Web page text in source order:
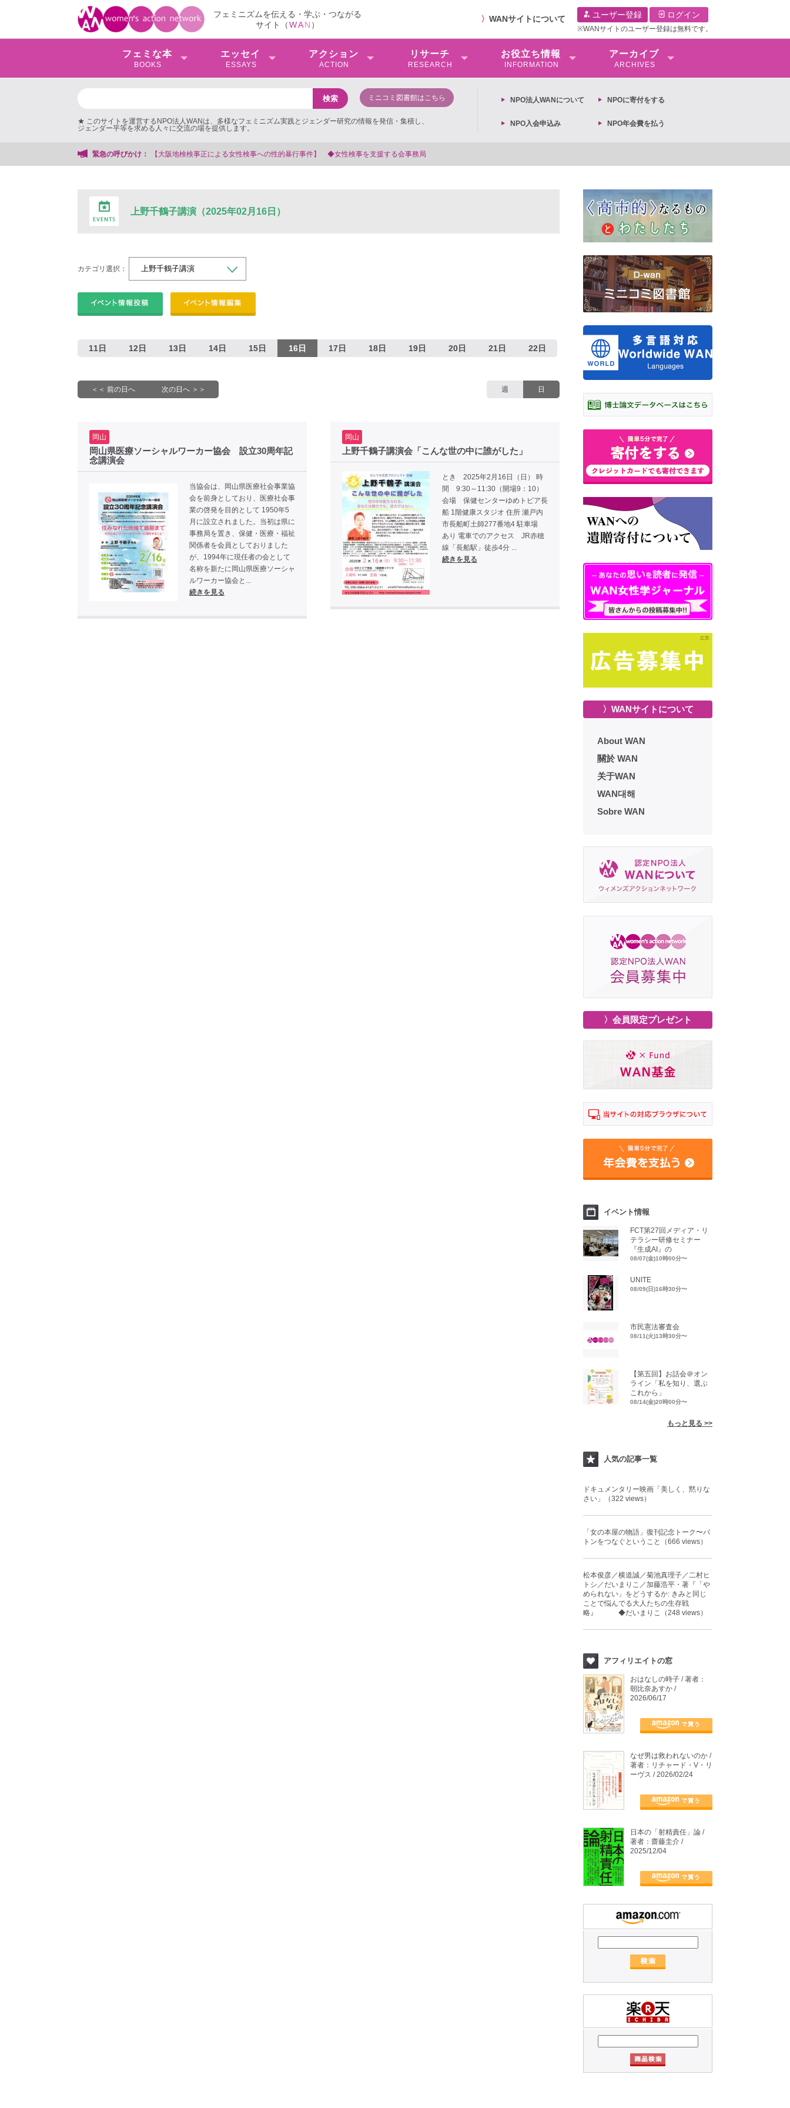
フェミニズムを伝える・学ぶ・つながる
サイト（WAN ）
〉 WANサイトについて ユーザー登録 ログイン
※WANサイトのユーザー登録は無料です。
フェミな本
BOOKS
エッセイ
ESSAYS
アクション
ACTION
リサーチ
RESEARCH
お役⽴ち情報
INFORMATION
アーカイブ
ARCHIVES
ミニコミ図書館はこちら
★ このサイトを運営するNPO法人WANは、多様なフェミニズム実践とジェンダー研究の情報を発信・集積し、
ジェンダー平等を求める人々に交流の場を提供します。
NPO法⼈WANについて NPOに寄付をする
NPO入会申込み NPO年会費を払う
緊急の呼びかけ：
地検検事正による女性検事への性的暴行事件】 ◆女性検事を支援する会事務局
上野千鶴子講演（2025年02月16日）
カテゴリ選択：
11日 12日 13日 14日 15日 16日 17日 18日 19日 20日 21日 22日
＜＜ 前の日へ 次の日へ ＞＞ 週 日
岡山
岡山県医療ソーシャルワーカー協会 設立30周年記
念講演会
当協会は、岡山県医療社会事業協
会を前身としており、医療社会事
業の啓発を目的として 1950年5
月に設立されました。当初は県に
事務局を置き、保健・医療・福祉
関係者を会員としておりました
が、1994年に現任者の会として
名称を新たに岡山県医療ソーシャ
ルワーカー協会と...
続きを見る
岡山
上野千鶴子講演会「こんな世の中に誰がした」
とき 2025年2月16日（日） 時
間 9:30～11:30（開場9：10）
会場 保健センターゆめトピア長
船 1階健康スタジオ 住所 瀬戸内
市長船町土師277番地4 駐車場
あり 電車でのアクセス JR赤穂
線「長船駅」徒歩4分 ...
続きを見る
〉WANサイトについて
About WAN
關於 WAN
关于WAN
WAN대해
Sobre WAN
〉会員限定プレゼント
イベント情報
FCT第27回メディア・リ
テラシー研修セミナー
『生成AI』の
08/07(金)10時00分〜
UNITE
08/09(日)16時30分〜
市民憲法審査会
08/11(火)13時30分〜
【第五回】お話会＠オン
ライン「私を知り、選ぶ
これから」
08/14(金)20時00分〜
もっと見る >>
人気の記事一覧
ドキュメンタリー映画「美しく、黙りな
さい」（322 views）
「女の本屋の物語」復刊記念トーク〜バ
トンをつなぐということ（666 views）
松本俊彦／横道誠／菊池真理子／二村ヒ
トシ／だいまりこ／加藤浩平・著『「や
められない」をどうするか: きみと同じ
ことで悩んでる大人たちの生存戦
略』 ◆だいまりこ（248 views）
アフィリエイトの窓
おはなしの時子 / 著者：
朝比奈あすか /
2026/06/17
なぜ男は救われないのか /
著者：リチャード・V・リ
ーヴス / 2026/02/24
日本の「射精責任」論 /
著者：齋藤圭介 /
2025/12/04